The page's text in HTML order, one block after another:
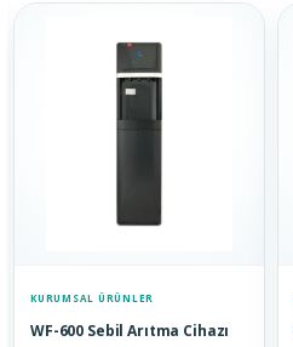
KURUMSAL ÜRÜNLER
WF-600 Sebil Arıtma Cihazı